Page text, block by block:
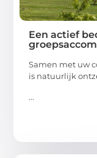
Een actief
Samen met uw
is natuurlijk
...